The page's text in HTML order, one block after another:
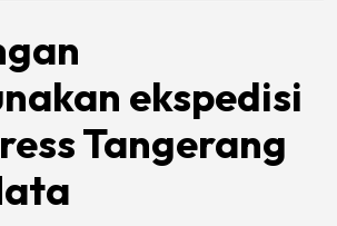
ekspedisi
Tangerang